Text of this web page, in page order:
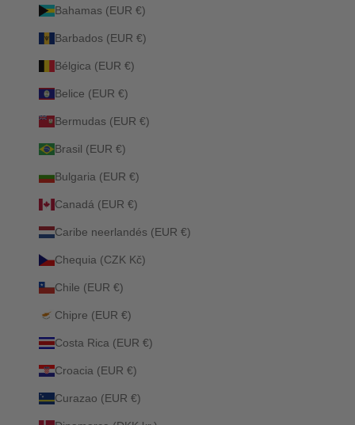
Bahamas (EUR €)
Barbados (EUR €)
Bélgica (EUR €)
Belice (EUR €)
Bermudas (EUR €)
Brasil (EUR €)
Bulgaria (EUR €)
Canadá (EUR €)
Caribe neerlandés (EUR €)
Chequia (CZK Kč)
Chile (EUR €)
Chipre (EUR €)
Costa Rica (EUR €)
Croacia (EUR €)
Curazao (EUR €)